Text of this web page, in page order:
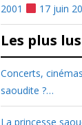
2001
17 juin
Les plus lus
Concerts,
saoudite ?…
La princesse